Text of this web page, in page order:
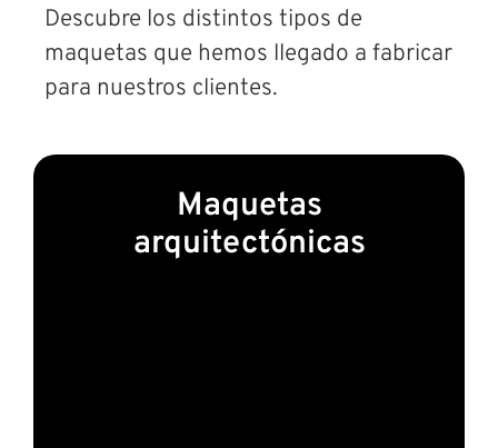
Descubre los distintos tipos de
maquetas que hemos llegado a fabricar
para nuestros clientes.
Maquetas
arquitectónicas